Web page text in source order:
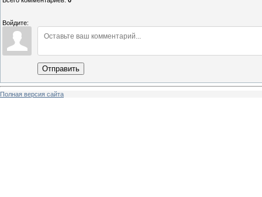
Войдите:
Отправить
Полная версия сайта